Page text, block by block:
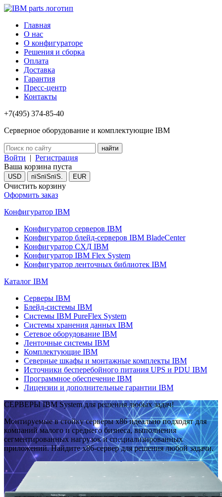
Главная
О нас
О конфигураторе
Решения и сборка
Оплата
Доставка
Гарантия
Пресс-центр
Контакты
+7(495) 374-85-40
Серверное оборудование и комплектующие IBM
Войти | Регистрация
Ваша корзина пуста
USD пїЅпїЅпїЅ. EUR
Очистить корзину
Оформить заказ
Конфигуратор IBM
Конфигуратор серверов IBM
Конфигуратор блейд-серверов IBM BladeCenter
Конфигуратор СХД IBM
Конфигуратор IBM Flex System
Конфигуратор ленточных библиотек IBM
Каталог IBM
Серверы IBM
Блейд-системы IBM
Системы IBM PureFlex System
Системы хранения данных IBM
Сетевое оборудование IBM
Ленточные системы IBM
Комплектующие IBM
Северные шкафы и монтажные комплекты IBM
Источники бесперебойного питания UPS и PDU IBM
Программное обеспечение IBM
Лицензии и дополнительные гарантии IBM
СЕРВЕРЫ IBM System для решения любых задач!
Монтируемые в стойку серверы x86 идеально подходят для
компаний малого и среднего бизнеса, выполнения
сегментированных нагрузок и специализированных
приложений. Найдите x86-сервер для решения любой задачи.